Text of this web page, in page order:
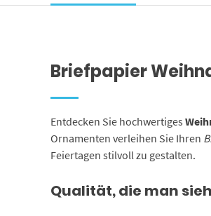
Briefpapier
Entdecken Sie hochwertiges
Ornamenten verleihen Sie Ihren
Feiertagen stilvoll zu gestalten.
Qualität, die man